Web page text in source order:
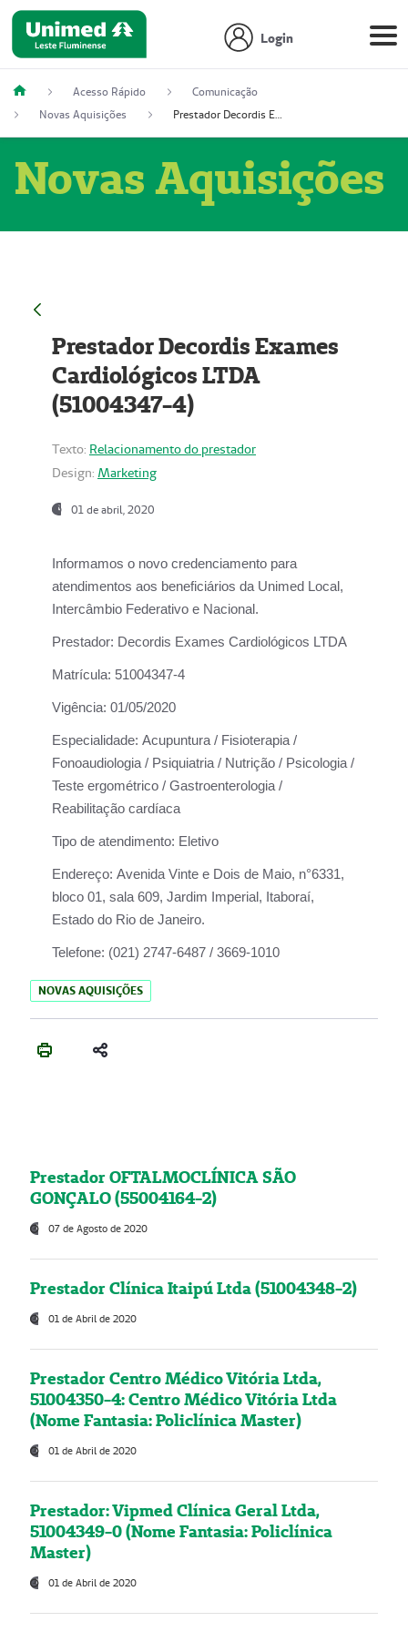
Login
Acesso Rápido
Comunicação
Novas Aquisições
Prestador Decordis Exames Cardiológicos LTDA (51004347-4)
Novas Aquisições
Prestador Decordis Exames
Cardiológicos LTDA
(51004347-4)
Texto: Relacionamento do prestador
Design: Marketing
01 de abril, 2020
Informamos o novo credenciamento para
atendimentos aos beneficiários da Unimed Local,
Intercâmbio Federativo e Nacional.
Prestador: Decordis Exames Cardiológicos LTDA
Matrícula: 51004347-4
Vigência: 01/05/2020
Especialidade: Acupuntura / Fisioterapia /
Fonoaudiologia / Psiquiatria / Nutrição / Psicologia /
Teste ergométrico / Gastroenterologia /
Reabilitação cardíaca
Tipo de atendimento: Eletivo
Endereço: Avenida Vinte e Dois de Maio, n°6331,
bloco 01, sala 609, Jardim Imperial, Itaboraí,
Estado do Rio de Janeiro.
Telefone: (021) 2747-6487 / 3669-1010
NOVAS AQUISIÇÕES
Prestador OFTALMOCLÍNICA SÃO
GONÇALO (55004164-2)
07 de Agosto de 2020
Prestador Clínica Itaipú Ltda (51004348-2)
01 de Abril de 2020
Prestador Centro Médico Vitória Ltda,
51004350-4: Centro Médico Vitória Ltda
(Nome Fantasia: Policlínica Master)
01 de Abril de 2020
Prestador: Vipmed Clínica Geral Ltda,
51004349-0 (Nome Fantasia: Policlínica
Master)
01 de Abril de 2020